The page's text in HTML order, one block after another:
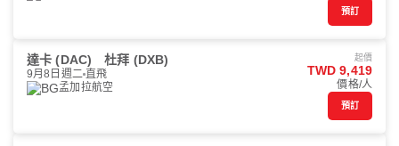
預訂
達卡 (DAC) 杜拜 (DXB)
9月8日週二 直飛
孟加拉航空
起價
TWD 9,419
價格/人
預訂